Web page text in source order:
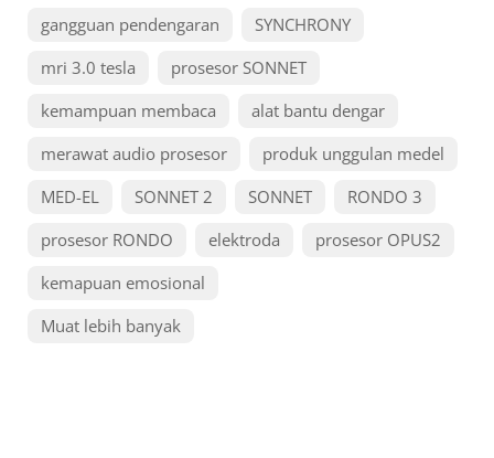
gangguan pendengaran
SYNCHRONY
mri 3.0 tesla
prosesor SONNET
kemampuan membaca
alat bantu dengar
merawat audio prosesor
produk unggulan medel
MED-EL
SONNET 2 SONNET
RONDO 3
prosesor RONDO
elektroda
prosesor OPUS2
kemapuan emosional
Muat lebih banyak